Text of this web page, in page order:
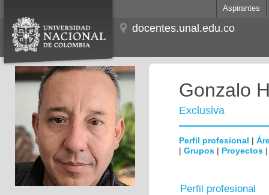
Aspirantes
docentes.unal.edu.co
Gonzalo
Exclusiva
Perfil profesional |
| Grupos | Proyectos
Perfil profesional